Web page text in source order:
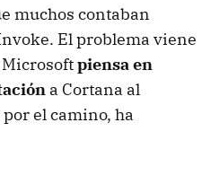
muchos contaban
El problema viene
piensa en
a Cortana al
por el camino, ha